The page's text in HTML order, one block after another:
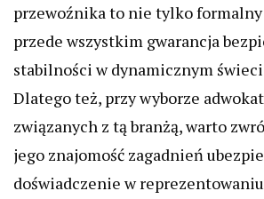
przewoźnika to nie tylko formalny
przede wszystkim gwarancja
stabilności w dynamicznym
Dlatego też, przy wyborze
związanych z tą branżą, warto
jego znajomość zagadnień
doświadczenie w